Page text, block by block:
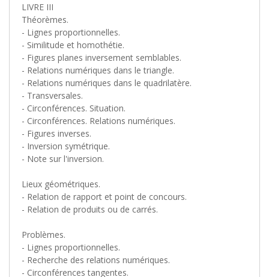
LIVRE III
Théorèmes.
- Lignes proportionnelles.
- Similitude et homothétie.
- Figures planes inversement semblables.
- Relations numériques dans le triangle.
- Relations numériques dans le quadrilatère.
- Transversales.
- Circonférences. Situation.
- Circonférences. Relations numériques.
- Figures inverses.
- Inversion symétrique.
- Note sur l'inversion.
Lieux géométriques.
- Relation de rapport et point de concours.
- Relation de produits ou de carrés.
Problèmes.
- Lignes proportionnelles.
- Recherche des relations numériques.
- Circonférences tangentes.